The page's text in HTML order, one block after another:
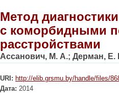
Метод
с коморбидными
расстройствами
Ассанович, М. А.; Дерман, Е.
URI: http://elib.grsmu.by/handle/files/
Дата: 2014